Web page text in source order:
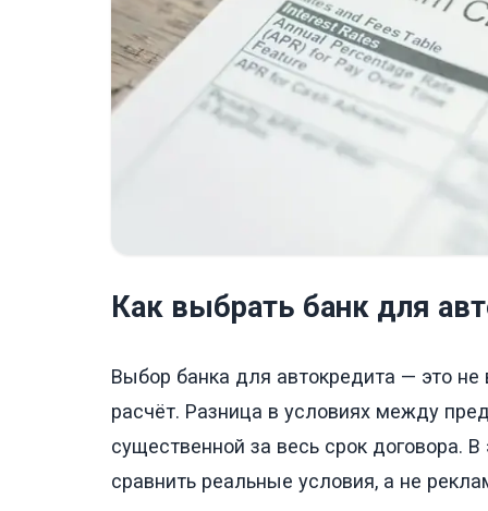
Как выбрать банк для
Выбор банка для автокредита — это
расчёт. Разница в условиях между
существенной за весь срок договора.
сравнить реальные условия, а не